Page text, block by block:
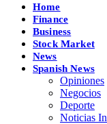
Home
Finance
Business
Stock Market
News
Spanish News
Opiniones
Negocios
Deporte
Noticias